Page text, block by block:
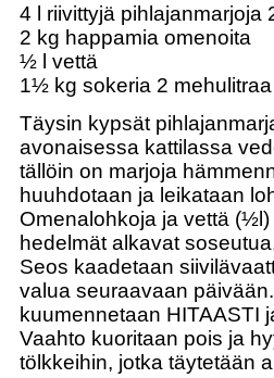
4 l riivittyjä pihlajanmarjoja
2 kg happamia omenoita
½ l vettä
1½ kg sokeria 2
Täysin kypsät
avonaisessa kattilassa
tällöin on marjoja
huuhdotaan ja leikataan
Omenalohkoja ja vettä
hedelmät alkavat
Seos kaadetaan
valua seuraavaan
kuumennetaan HITAASTI
Vaahto kuoritaan pois ja
tölkkeihin, jotka täytetään